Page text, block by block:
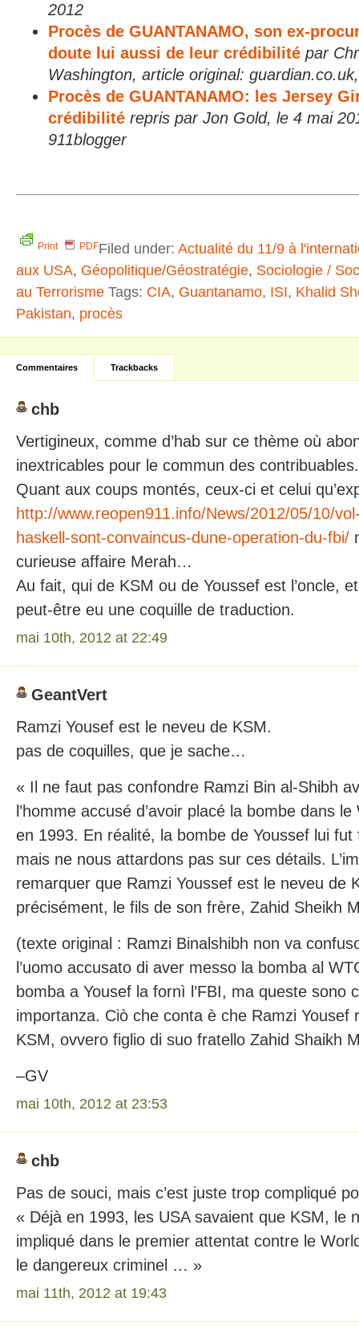
2012
Procès de GUANTANAMO, son ex-
doute lui aussi de leur crédibilité par
Washington, article original:
Procès de GUANTANAMO: les Jersey
crédibilité repris par Jon Gold, le 4 mai
911blogger
Print PDFFiled under: Actualité du 11/9 à
aux USA, Géopolitique/Géostratégie, Sociologie /
au Terrorisme Tags: CIA, Guantanamo, ISI, Khalid
Pakistan, procès
Commentaires Trackbacks
chb
Vertigineux, comme d’hab sur ce thème où
inextricables pour le commun des contribuables.
Quant aux coups montés, ceux-ci et celui
http://www.reopen911.info/News/2012/05/10/
haskell-sont-convaincus-dune-operation-du-fbi/
curieuse affaire Merah…
Au fait, qui de KSM ou de Youssef est l’oncle,
peut-être eu une coquille de traduction.
mai 10th, 2012 at 22:49
GeantVert
Ramzi Yousef est le neveu de KSM.
pas de coquilles, que je sache…
« Il ne faut pas confondre Ramzi Bin al-Shibh
l’homme accusé d’avoir placé la bombe dans
en 1993. En réalité, la bombe de Youssef lui
mais ne nous attardons pas sur ces détails.
remarquer que Ramzi Youssef est le neveu de
précisément, le fils de son frère, Zahid Sheikh
(texte original : Ramzi Binalshibh non va
l’uomo accusato di aver messo la bomba al
bomba a Yousef la fornì l’FBI, ma queste sono
importanza. Ciò che conta è che Ramzi Yousef
KSM, ovvero figlio di suo fratello Zahid Shaikh
–GV
mai 10th, 2012 at 23:53
chb
Pas de souci, mais c’est juste trop compliqué
« Déjà en 1993, les USA savaient que KSM, le
impliqué dans le premier attentat contre le
le dangereux criminel … »
mai 11th, 2012 at 19:43